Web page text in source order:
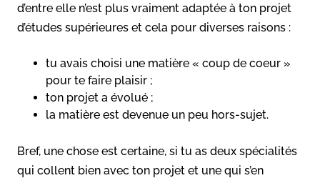
d’entre elle n’est plus vraiment adaptée à ton projet
d’études supérieures et cela pour diverses raisons :
tu avais choisi une matière « coup de coeur »
pour te faire plaisir ;
ton projet a évolué ;
la matière est devenue un peu hors-sujet.
Bref, une chose est certaine, si tu as deux spécialités
qui collent bien avec ton projet et une qui s’en